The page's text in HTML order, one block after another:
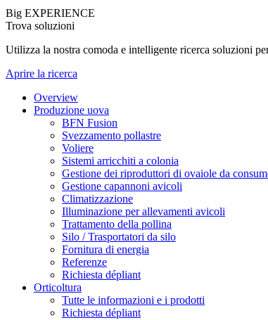
Big EXPERIENCE
Trova soluzioni
Utilizza la nostra comoda e intelligente ricerca soluzioni
Aprire la ricerca
Overview
Produzione uova
BFN Fusion
Svezzamento pollastre
Voliere
Sistemi arricchiti a colonia
Gestione dei riproduttori di ovaiole da
Gestione capannoni avicoli
Climatizzazione
Illuminazione per allevamenti avicoli
Trattamento della pollina
Silo / Trasportatori da silo
Fornitura di energia
Referenze
Richiesta dépliant
Orticoltura
Tutte le informazioni e i prodotti
Richiesta dépliant